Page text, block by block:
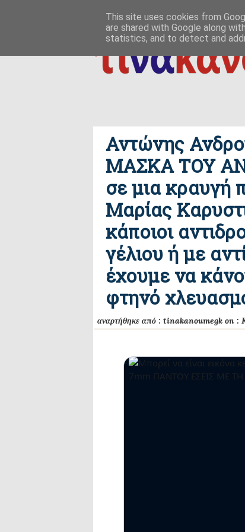
ΑΡΧΙΚΗ ΠΟΙΟΣ ΤΙ ΠΟΥ ΠΡΟΣ
ΕΠΙΚΟΙΝΩΝΙΑ
δημιουργία / εδαφικές,
Αντώνης
ΜΑΣΚΑ ΤΟΥ
σε μια κραυγή
Μαρίας
κάποιοι
γέλιου ή με
έχουμε να
φτηνό
αναρτήθηκε από : tinakanoumegk on :
This site uses cookies from
are shared with Google along
statistics, and to detect and